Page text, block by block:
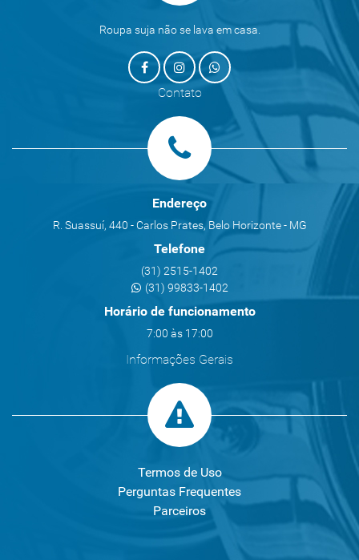
Roupa suja não se lava em casa.
Contato
Endereço
R. Suassuí, 440 - Carlos Prates, Belo Horizonte - MG
Telefone
(31) 2515-1402
(31) 99833-1402
Horário de funcionamento
7:00 às 17:00
Informações Gerais
Termos de Uso
Perguntas Frequentes
Parceiros